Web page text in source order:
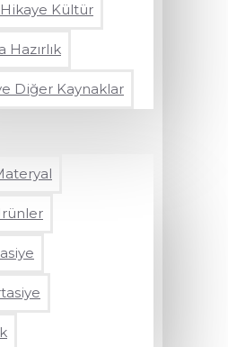
Kültür
Hazırlık
Diğer Kaynaklar